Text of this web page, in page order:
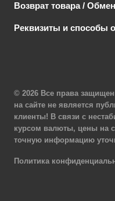
Возврат товара / Обмен
Реквизиты и способы
© 2026 Все права
на сайте не является
клиенты! В связи с
курсом валюты, цены на
точную информацию
Политика